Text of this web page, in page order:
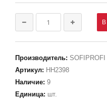
Производитель: SOFIPROFI
Артикул: НН2398
Наличие: 9
Единица: шт.